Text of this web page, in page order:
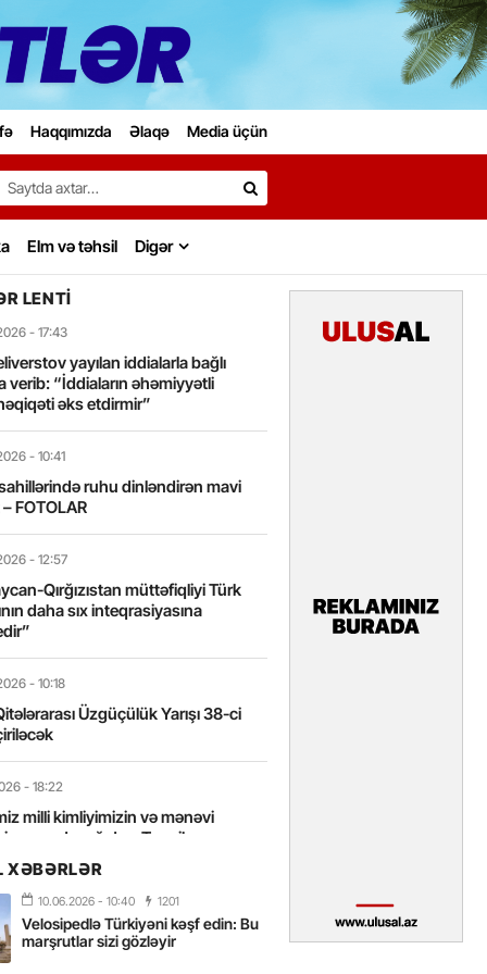
Haqqımızda Əlaqə Media üçün
Search…
Elm və təhsil Digər
LENTI
- 17:43
yayılan iddialarla bağlı
verib: “İddiaların əhəmiyyətli
əks etdirmir”
- 10:41
ruhu dinləndirən mavi
FOTOLAR
- 12:57
Qırğızıstan müttəfiqliyi Türk
daha sıx inteqrasiyasına
- 10:18
Üzgüçülük Yarışı 38-ci
- 18:22
milli kimliyimizin və mənəvi
əsas dayağıdır – Tənzilə
- 16:58
yalnız böyük liderlər dəyişir
XƏBƏRLƏR
10.06.2026 - 10:40 1201
Velosipedlə Türkiyəni kəşf edin: Bu
marşrutlar sizi gözləyir